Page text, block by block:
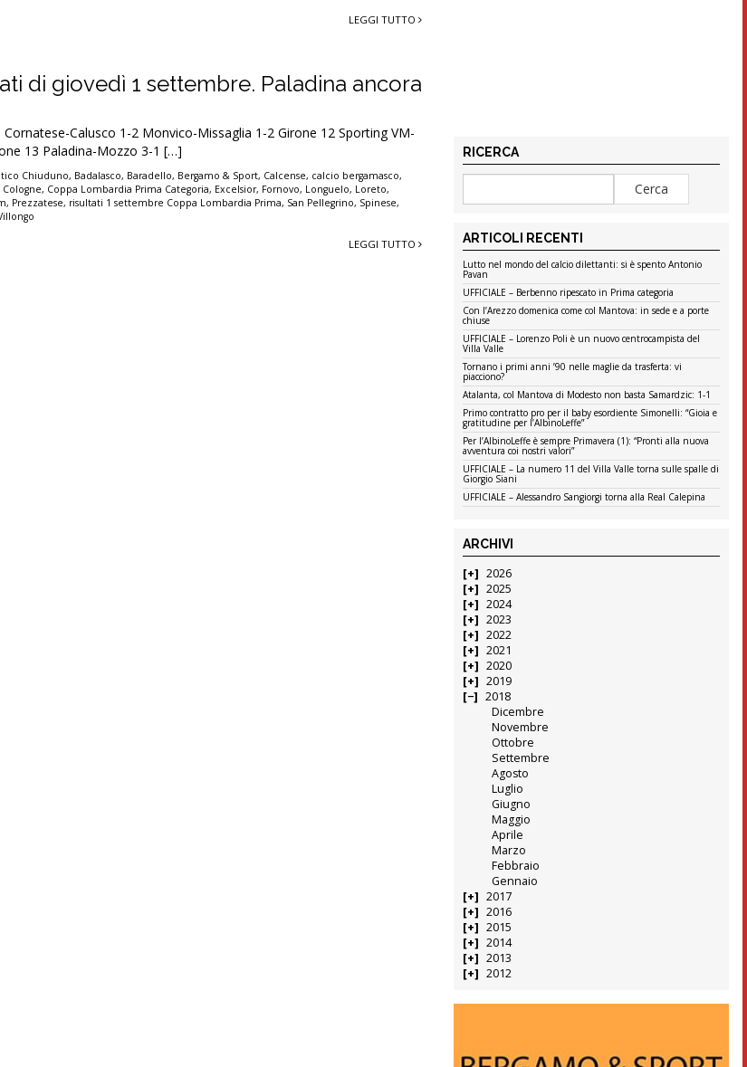
LEGGI TUTTO
di giovedì 1 settembre. Paladina ancora
Cornatese-Calusco 1-2 Monvico-Missaglia 1-2 Girone 12 Sporting VM-
13 Paladina-Mozzo 3-1 […]
Chiuduno, Badalasco, Baradello, Bergamo & Sport, Calcense, calcio bergamasco,
Cologne, Coppa Lombardia Prima Categoria, Excelsior, Fornovo, Longuelo, Loreto,
, Prezzatese, risultati 1 settembre Coppa Lombardia Prima, San Pellegrino, Spinese,
LEGGI TUTTO
RICERCA
ARTICOLI RECENTI
Lutto nel mondo del calcio dilettanti: si è spento Antonio
Pavan
UFFICIALE – Berbenno ripescato in Prima categoria
Con l’Arezzo domenica come col Mantova: in sede e a porte
chiuse
UFFICIALE – Lorenzo Poli è un nuovo centrocampista del
Villa Valle
Tornano i primi anni ’90 nelle maglie da trasferta: vi
piacciono?
Atalanta, col Mantova di Modesto non basta Samardzic: 1-1
Primo contratto pro per il baby esordiente Simonelli: “Gioia e
gratitudine per l’AlbinoLeffe”
Per l’AlbinoLeffe è sempre Primavera (1): “Pronti alla nuova
avventura coi nostri valori”
UFFICIALE – La numero 11 del Villa Valle torna sulle spalle di
Giorgio Siani
UFFICIALE – Alessandro Sangiorgi torna alla Real Calepina
ARCHIVI
2026
2025
2024
2023
2022
2021
2020
2019
2018
Dicembre
Novembre
Ottobre
Settembre
Agosto
Luglio
Giugno
Maggio
Aprile
Marzo
Febbraio
Gennaio
2017
2016
2015
2014
2013
2012